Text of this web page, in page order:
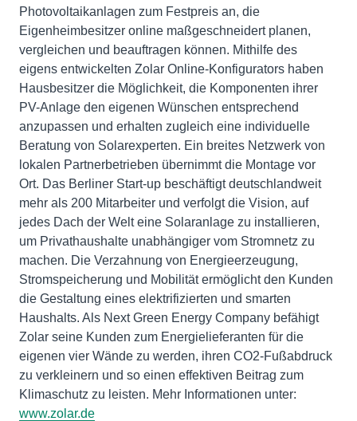
Photovoltaikanlagen zum Festpreis an, die
Eigenheimbesitzer online maßgeschneidert planen,
vergleichen und beauftragen können. Mithilfe des
eigens entwickelten Zolar Online-Konfigurators haben
Hausbesitzer die Möglichkeit, die Komponenten ihrer
PV-Anlage den eigenen Wünschen entsprechend
anzupassen und erhalten zugleich eine individuelle
Beratung von Solarexperten. Ein breites Netzwerk von
lokalen Partnerbetrieben übernimmt die Montage vor
Ort. Das Berliner Start-up beschäftigt deutschlandweit
mehr als 200 Mitarbeiter und verfolgt die Vision, auf
jedes Dach der Welt eine Solaranlage zu installieren,
um Privathaushalte unabhängiger vom Stromnetz zu
machen. Die Verzahnung von Energieerzeugung,
Stromspeicherung und Mobilität ermöglicht den Kunden
die Gestaltung eines elektrifizierten und smarten
Haushalts. Als Next Green Energy Company befähigt
Zolar seine Kunden zum Energielieferanten für die
eigenen vier Wände zu werden, ihren CO2-F­­­ußabdruck
zu verkleinern und so einen effektiven Beitrag zum
Klimaschutz zu leisten. Mehr Informationen unter:
www.zolar.de